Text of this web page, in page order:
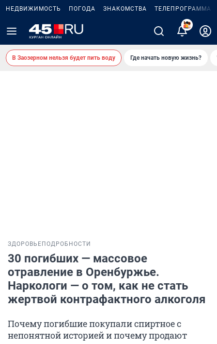
НЕДВИЖИМОСТЬ ПОГОДА ЗНАКОМСТВА ТЕЛЕПРОГРАММА
2
В Заозерном нельзя будет пить воду Где начать новую жизнь?
ЗДОРОВЬЕ ПОДРОБНОСТИ
30 погибших — массовое
отравление в Оренбуржье.
Наркологи — о том, как не стать
жертвой контрафактного алкоголя
Почему погибшие покупали спиртное с
непонятной историей и почему продают